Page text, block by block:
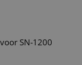
SN-1200